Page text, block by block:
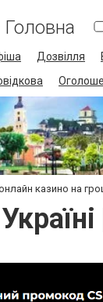
Головна
Дозвілля
казино на